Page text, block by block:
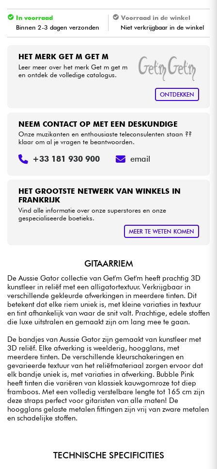
Kinderen
Kabels & toebehoren
Bekijk onze merken
In voorraad
Binnen 2-3 dagen verzonden
Voorraad in de winkel
Niet verkrijgbaar in de winkel
HET MERK GET M GET M
Leer meer over het merk Get m get m
en ontdek de volledige catalogus.
ONTDEKKEN
HET GROOTSTE NETWERK VAN WINKELS IN
FRANKRIJK
Vind alle informatie over onze superstores en onze
gespecialiseerde boetieks.
MEER TE WETEN KOMEN
NEEM CONTACT OP MET EEN DESKUNDIGE
Onze muzikanten en enthousiaste teleconsulenten staan ??
klaar om al je vragen te beantwoorden.
+33 181 930 900 email
GITAARRIEM
De Aussie Gator collectie van Get'm Get'm heeft prachtig 3D
kunstleer in reliëf met een alligatortextuur. Verkrijgbaar in
verschillende gekleurde afwerkingen in meerdere tinten. Dit
betekent dat elke riem uniek is, met kleine variaties in textuur
en tint afhankelijk van waar de snit valt. Prachtige, edele stoffen
die luxe uitstralen en gemaakt zijn om lang mee te gaan.
De bandjes van Aussie Gator zijn gemaakt van kunstleer met
3D reliëf. Elke afwerking is weelderig, hoogglans, met
meerdere tinten. De verschillende kleurschakeringen en
gevarieerde textuur van het reliëfmateriaal zorgen ervoor dat
elk bandje uniek is, met variaties in afwerking. Bubble Pink
heeft tinten die variëren van klassiek kauwgomroze tot diep
framboos. Met een volledig verstelbare lengte tot 165 cm zijn
deze straps perfect voor gitaristen van alle maten! De
hoogglans gelaste metalen fittingen zijn vrij van zware metalen
en schadelijke stoffen.
TECHNISCHE SPECIFICITIES